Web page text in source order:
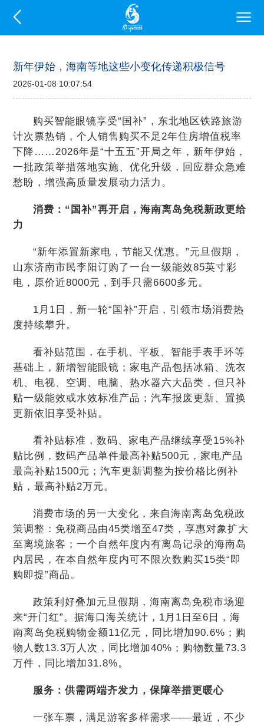
新年伊始，海南等地这些小变化传递积极信号
2026-01-08 10:07:54
购买智能眼镜享受“国补”，东北地区铁路旅游
计次票热销，个人销售购买不足2年住房增值税率
下降……2026年是“十五五”开局之年，新年伊始，
一批政策举措落地实施、优化升级，回应群众急难
愁盼，增强高质量发展动力活力。
消费：“国补”再开启，海南离岛免税新政更给
力
“新年添置新家电，节能又优惠。”元旦假期，
山东济南市民李阳订购了一台一级能效85英寸彩
电，原价近8000元，到手只需6600多元。
1月1日，新一轮“国补”开启，引领市场消费热
度持续攀升。
看补贴范围，在手机、平板、智能手表手环等
基础上，新增智能眼镜；家电产品包括冰箱、洗衣
机、电视、空调、电脑、热水器六大品类，但只补
贴一级能效或水效标准产品；汽车报废更新、置换
更新依旧享受补贴。
看补贴标准，数码、家电产品继续享受15%补
贴比例，数码产品单件最高补贴500元，家电产品
最高补贴1500元；汽车更新调整为按价格比例补
贴，最高补贴2万元。
消费市场的另一大变化，来自海南离岛免税政
策调整：免税商品由45类增至47类，享惠对象扩大
至离境旅客；一个自然年度内有离岛记录的海南岛
内居民，在本自然年度内可不限次数购买15类“即
购即提”商品。
政策利好叠加元旦假期，海南离岛免税市场迎
来“开门红”。据海口海关统计，1月1日至6日，海
南离岛免税购物金额11亿元，同比增加90.6%；购
物人数13.3万人次，同比增加40%；购物数量73.3
万件，同比增加31.8%。
服务：供需两端齐发力，保障举措更暖心
一张车票，满足游客多样需求——最近，不少